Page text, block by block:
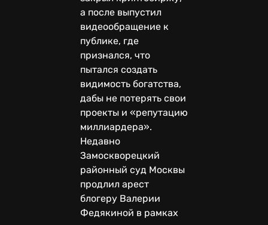
а после выпустил
видеообращение к
публике, где
признался, что
пытался создать
видимость богатства,
дабы не потерять свои
проекты и «репутацию
миллиардера».
Недавно
Замоскворецкий
районный суд Москвы
продлил арест
блогеру Валерии
Федякиной в рамках